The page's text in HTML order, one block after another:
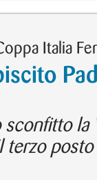
Italia
sconfitto
posto